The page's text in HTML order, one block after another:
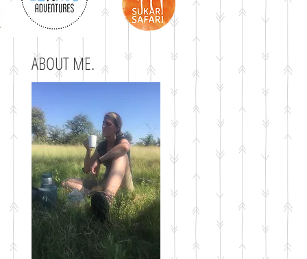
ABOUT ME.